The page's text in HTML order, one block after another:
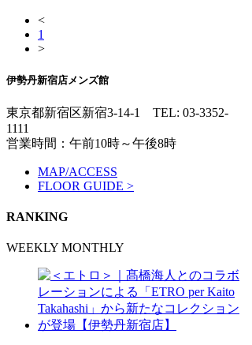
<
1
>
伊勢丹新宿店メンズ館
東京都新宿区新宿3-14-1 TEL: 03-3352-
1111
営業時間：午前10時～午後8時
MAP/ACCESS
FLOOR GUIDE >
RANKING
WEEKLY MONTHLY